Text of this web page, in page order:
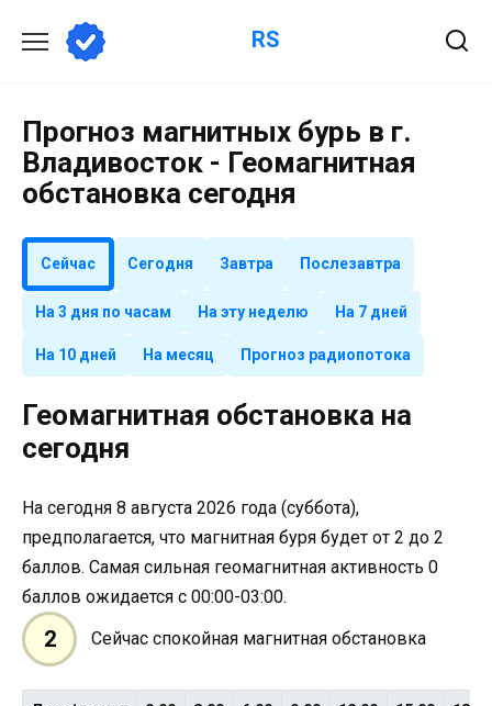
содержанию
RS
Прогноз магнитных бурь в г.
Владивосток - Геомагнитная
обстановка сегодня
Сейчас Сегодня Завтра Послезавтра
На 3 дня по часам На эту неделю На 7 дней
На 10 дней На месяц Прогноз радиопотока
Геомагнитная обстановка на
сегодня
На сегодня 8 августа 2026 года (суббота),
предполагается, что магнитная буря будет от 2 до 2
баллов. Самая сильная геомагнитная активность 0
баллов ожидается с 00:00-03:00.
2 Сейчас спокойная магнитная обстановка